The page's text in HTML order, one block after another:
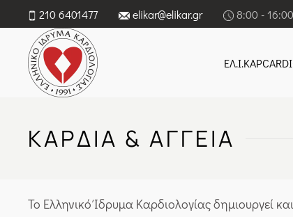
210 6401477 elikar@elikar.gr 8:00 - 16:00
ΕΛ.Ι.ΚΑΡ
ΚΑΡΔΙΆ & ΑΓΓΕΊΑ
To Ελληνικό Ίδρυμα Καρδιολογίας δημιουργεί